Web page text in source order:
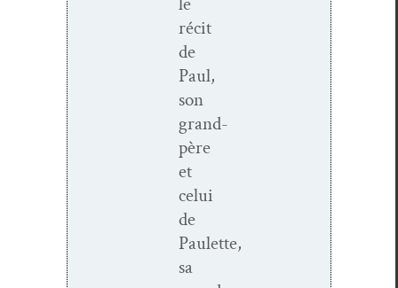
réc­it
de
Paul,
son
grand-
père
et
celui
de
Paulette,
sa